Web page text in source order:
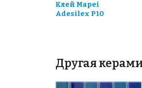
Клей Mapei
Adesilex P10
Другая